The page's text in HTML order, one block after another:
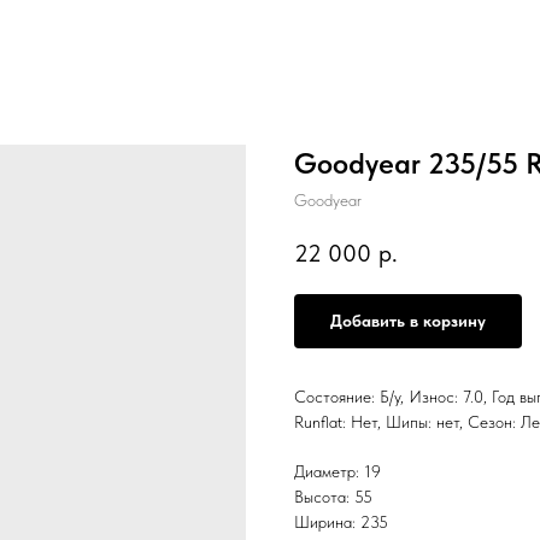
Goodyear 235/55
Goodyear
22 000 р.
Добавить в корзину
Состояние: Б/у, Износ: 7.0, Год
Runflat: Нет, Шипы: нет,
Диаметр: 19
Высота: 55
Ширина: 235